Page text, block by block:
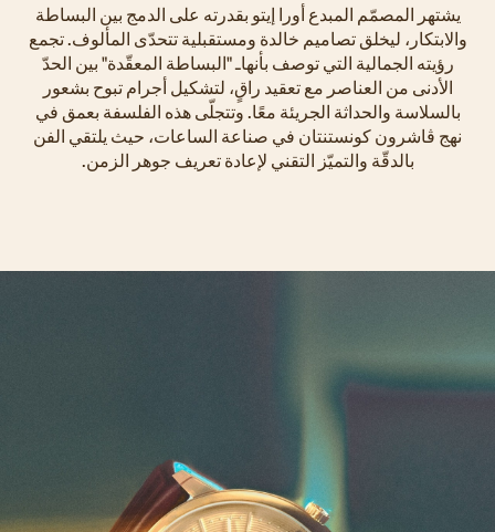
يشتهر المصمّم المبدع أورا إيتو بقدرته على الدمج بين البساطة
والابتكار، ليخلق تصاميم خالدة ومستقبلية تتحدّى المألوف. تجمع
رؤيته الجمالية التي توصف بأنهاـ "البساطة المعقّدة" بين الحدّ
الأدنى من العناصر مع تعقيد راقٍ، لتشكيل أجرام تبوح بشعور
بالسلاسة والحداثة الجريئة معًا. وتتجلّى هذه الفلسفة بعمق في
نهج ڤاشرون كونستنتان في صناعة الساعات، حيث يلتقي الفن
بالدقّة والتميّز التقني لإعادة تعريف جوهر الزمن.